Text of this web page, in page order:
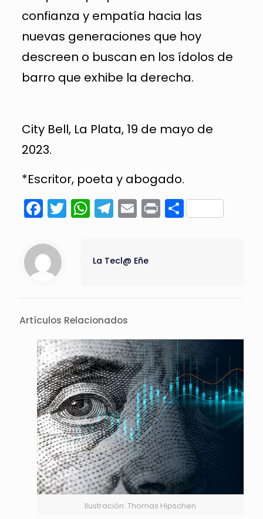
confianza y empatía hacia las
nuevas generaciones que hoy
descreen o buscan en los ídolos de
barro que exhibe la derecha.
City Bell, La Plata, 19 de mayo de
2023.
*Escritor, poeta y abogado.
Facebook
Twitter
WhatsApp
Telegram
Email
Print
La Tecl@ Eñe
Artículos Relacionados
Ilustración: Thomas Hipschen